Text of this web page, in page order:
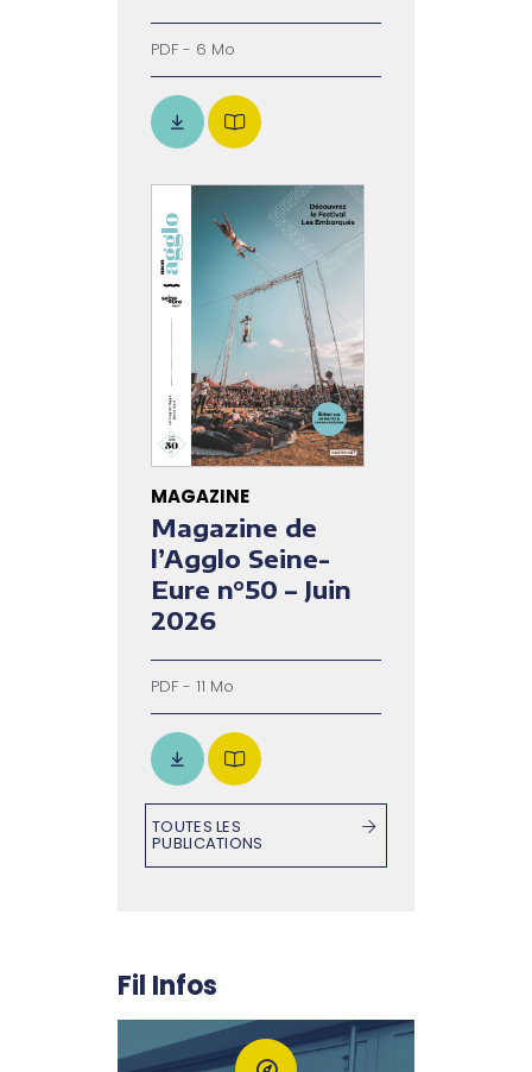
PDF - 6 Mo
MAGAZINE
Magazine de
l’Agglo Seine-
Eure n°50 – Juin
2026
PDF - 11 Mo
TOUTES LES
PUBLICATIONS
Fil Infos